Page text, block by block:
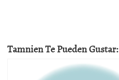
Tamnien Te Pueden Gustar: